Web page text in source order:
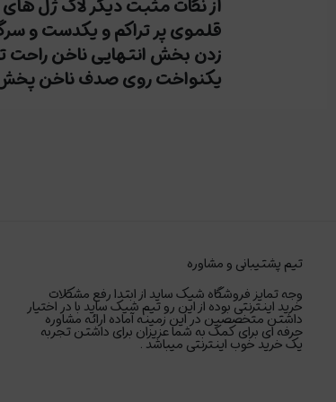
قلموی پر تراکم و یکدست و
زدن بخش انتهایی ناخن راحت
یکنواخت روی صدف ناخن
تیم پشتیبانی و مشاوره
وجه تمایز فروشگاه شیک ساید از ابتدا رفع مشکلات
خرید اینترنتی بوده از این رو تیم شیک ساید با در اختیار
داشتن متخصصین در این زمینه آماده ارائه مشاوره
حرفه ای برای کمک به شما عزیزان برای داشتن تجربه
یک خرید خوب اینترنتی میباشد .